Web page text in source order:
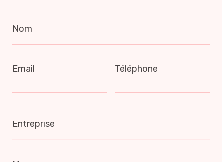
Nom
Email Téléphone
Entreprise